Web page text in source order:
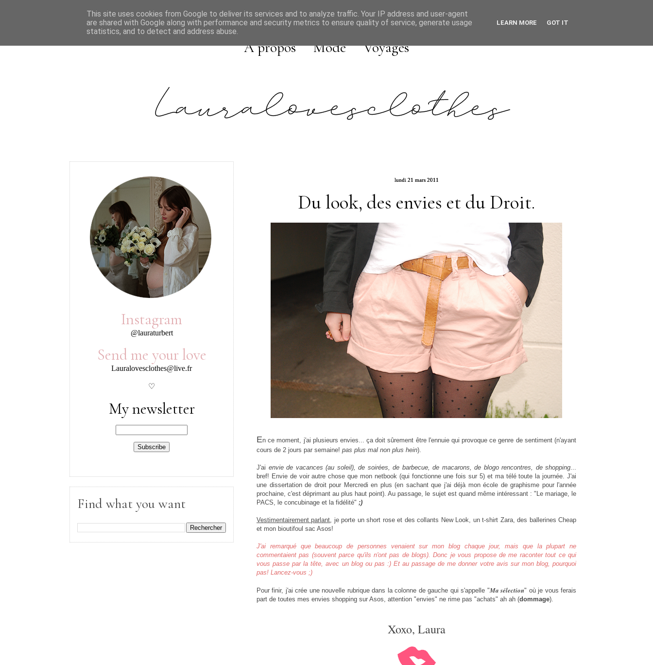
A propos Mode Voyages
lundi 21 mars 2011
Du look, des envies et du Droit.
En ce moment, j'ai plusieurs envies... ça doit sûrement être l'ennuie qui provoque ce genre de sentiment (n'ayant
cours de 2 jours par semaine! pas plus mal non plus hein).
J'ai envie de vacances (au soleil), de soirées, de barbecue, de macarons, de blogo rencontres, de shopping...
bref! Envie de voir autre chose que mon netbook (qui fonctionne une fois sur 5) et ma télé toute la journée. J'ai
une dissertation de droit pour Mercredi en plus (en sachant que j'ai déjà mon école de graphisme pour l'année
prochaine, c'est déprimant au plus haut point). Au passage, le sujet est quand même intéressant : "Le mariage, le
PACS, le concubinage et la fidélité" ;)
Vestimentairement parlant, je porte un short rose et des collants New Look, un t-shirt Zara, des ballerines Cheap
et mon bioutifoul sac Asos!
J'ai remarqué que beaucoup de personnes venaient sur mon blog chaque jour, mais que la plupart ne
commentaient pas (souvent parce qu'ils n'ont pas de blogs). Donc je vous propose de me raconter tout ce qui
vous passe par la tête, avec un blog ou pas :) Et au passage de me donner votre avis sur mon blog, pourquoi
pas! Lancez-vous ;)
Pour finir, j'ai crée une nouvelle rubrique dans la colonne de gauche qui s'appelle "Ma sélection" où je vous ferais
part de toutes mes envies shopping sur Asos, attention "envies" ne rime pas "achats" ah ah (dommage).
Xoxo, Laura
Instagram
@lauraturbert
Send me your love
Lauralovesclothes@live.fr
♡
My newsletter
Find what you want
This site uses cookies from Google to deliver its services and to analyze traffic. Your IP address and user-agent
are shared with Google along with performance and security metrics to ensure quality of service, generate usage
statistics, and to detect and address abuse.
LEARN MORE GOT IT